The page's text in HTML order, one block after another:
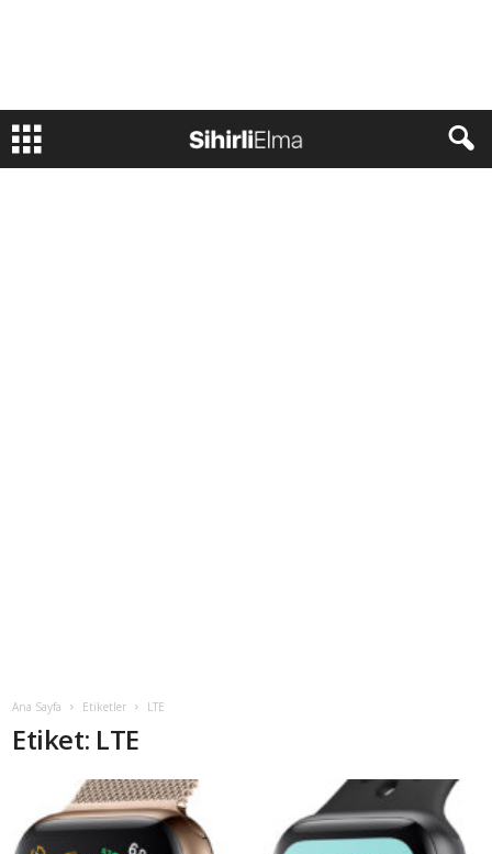
Ana Sayfa Etiketler LTE
Etiket: LTE